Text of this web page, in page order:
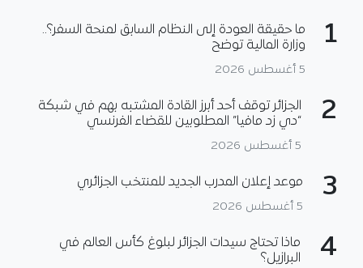
1
ما حقيقة العودة إلى النظام السابق لمنحة السفر؟..
وزارة المالية توضح
5 أغسطس 2026
2
الجزائر توقف أحد أبرز القادة المشتبه بهم في شبكة
“دي زد مافيا” المطلوبين للقضاء الفرنسي
5 أغسطس 2026
3 موعد إعلان المدرب الجديد للمنتخب الجزائري
5 أغسطس 2026
4
ماذا تحتاج سيدات الجزائر لبلوغ كأس العالم في
البرازيل؟